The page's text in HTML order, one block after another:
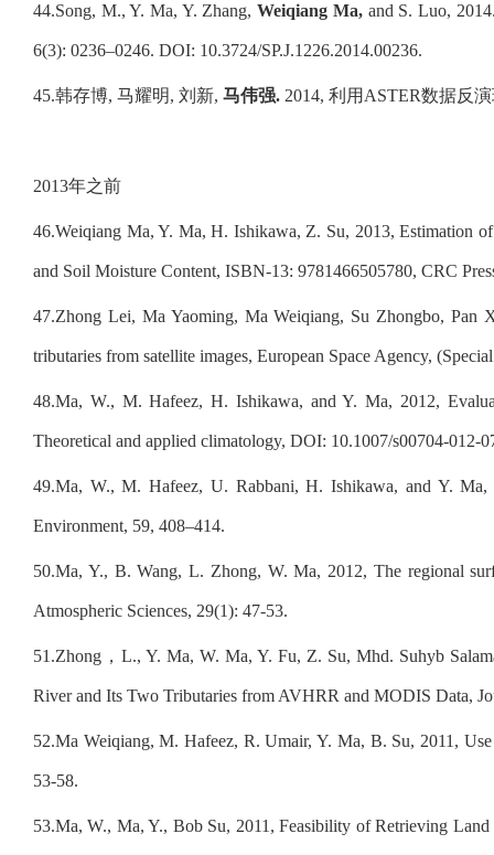
44.Song, M., Y. Ma, Y. Zhang,Weiqiang Ma,and S. Luo,
6(3): 0236–0246. DOI: 10.3724/SP.J.1226.2014.00236.
45.韩存博, 马耀明, 刘新, 马伟强. 2014, 利用 ASTER数据反
2013年之前
46.Weiqiang Ma, Y. Ma, H. Ishikawa, Z. Su, 2013, Estimation of
and Soil Moisture Content, ISBN-13: 9781466505780, CRC
47.Zhong Lei, Ma Yaoming, Ma Weiqiang, Su Zhongbo, Pan
tributaries from satellite images, European Space Agency,
48.Ma, W., M. Hafeez, H. Ishikawa, and Y. Ma, 2012,
Theoretical and applied climatology, DOI: 10.1007/s00704-012-
49.Ma, W., M. Hafeez, U. Rabbani, H. Ishikawa, and Y.
Environment, 59, 408–414.
50.Ma, Y., B. Wang, L. Zhong, W. Ma, 2012, The regional
Atmospheric Sciences, 29(1): 47-53.
51.Zhong ，L., Y. Ma, W. Ma, Y. Fu, Z. Su, Mhd. Suhyb
River and Its Two Tributaries from AVHRR and MODIS Data,
52.Ma Weiqiang, M. Hafeez, R. Umair, Y. Ma, B. Su, 2011,
53-58.
53.Ma, W., Ma, Y., Bob Su, 2011, Feasibility of Retrieving